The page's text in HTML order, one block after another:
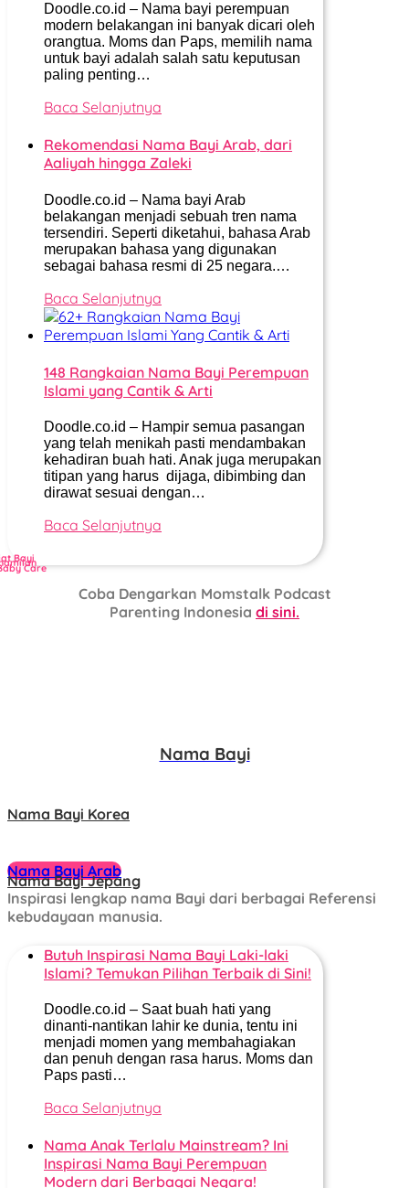
Doodle.co.id – Nama bayi perempuan
modern belakangan ini banyak dicari oleh
orangtua. Moms dan Paps, memilih nama
untuk bayi adalah salah satu keputusan
paling penting…
Baca Selanjutnya
Rekomendasi Nama Bayi Arab, dari
Aaliyah hingga Zaleki
Doodle.co.id – Nama bayi Arab
belakangan menjadi sebuah tren nama
tersendiri. Seperti diketahui, bahasa Arab
merupakan bahasa yang digunakan
sebagai bahasa resmi di 25 negara.…
Baca Selanjutnya
148 Rangkaian Nama Bayi Perempuan
Islami yang Cantik & Arti
Doodle.co.id – Hampir semua pasangan
yang telah menikah pasti mendambakan
kehadiran buah hati. Anak juga merupakan
titipan yang harus dijaga, dibimbing dan
dirawat sesuai dengan…
Baca Selanjutnya
Care
Bayi
Coba Dengarkan Momstalk Podcast
Parenting Indonesia di sini.
Nama Bayi
Nama Bayi Korea
Nama Bayi Arab
Nama Bayi Jepang
Inspirasi lengkap nama Bayi dari berbagai Referensi
kebudayaan manusia.
Butuh Inspirasi Nama Bayi Laki-laki
Islami? Temukan Pilihan Terbaik di Sini!
Doodle.co.id – Saat buah hati yang
dinanti-nantikan lahir ke dunia, tentu ini
menjadi momen yang membahagiakan
dan penuh dengan rasa harus. Moms dan
Paps pasti…
Baca Selanjutnya
Nama Anak Terlalu Mainstream? Ini
Inspirasi Nama Bayi Perempuan
Modern dari Berbagai Negara!